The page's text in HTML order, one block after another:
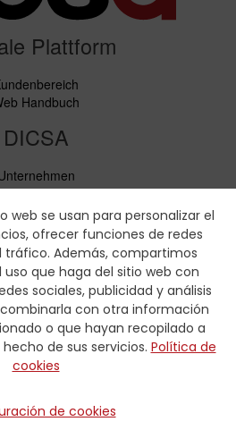
web se usan para personalizar el
ofrecer funciones de redes
tráfico. Además, compartimos
que haga del sitio web con
sociales, publicidad y análisis
con otra información
o que hayan recopilado a
de sus servicios. Política de
cookies
de cookies
Plattform
Handbuch
DICSA
Neuigkeiten
Service
Verantwortung
Produktbroschüren
Zertifikate
Formulare
Kontakt